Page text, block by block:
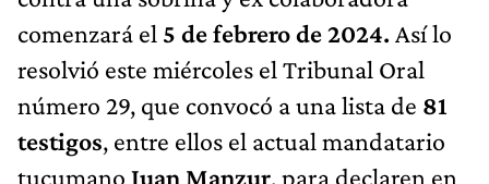
comenzará el 5 de febrero de 2024. Así lo
resolvió este miércoles el Tribunal Oral
número 29, que convocó a una lista de 81
testigos, entre ellos el actual mandatario
tucumano Juan Manzur, para declaren en